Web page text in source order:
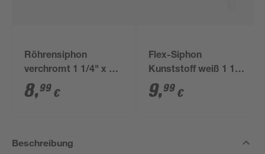
Röhrensiphon
verchromt 1 1/4" x 32
mm
8,99 €
Flex-Siphon
Kunststoff weiß 1 1/2'
x 40/50 mm
9,99 €
Beschreibung